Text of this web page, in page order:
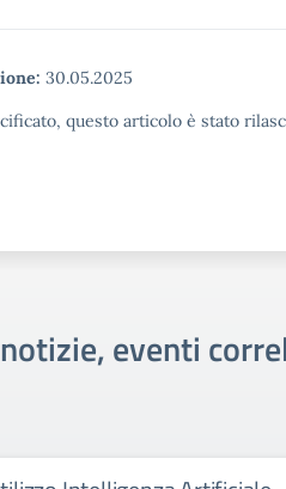
30.05.2025
questo articolo è stato
eventi